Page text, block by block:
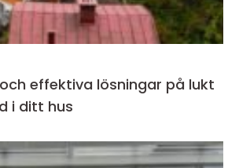
effektiva lösningar på lukt
i ditt hus